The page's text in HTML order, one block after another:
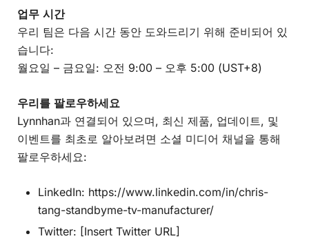
업무 시간
우리 팀은 다음 시간 동안 도와드리기 위해 준비되어 있
습니다:
월요일 – 금요일: 오전 9:00 – 오후 5:00 (UST+8)
우리를 팔로우하세요
Lynnhan과 연결되어 있으며, 최신 제품, 업데이트, 및
이벤트를 최초로 알아보려면 소셜 미디어 채널을 통해
팔로우하세요:
LinkedIn: https://www.linkedin.com/in/chris-
tang-standbyme-tv-manufacturer/
Twitter: [Insert Twitter URL]